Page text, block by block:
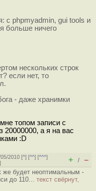
с phpmyadmin, gui tools и
больше ничего
нескольких строк
если нет, то
- даже хранимки
топом записи с
20000000, а я на вас
:D
2010 [^] [^^] [^^^]
] + / –
же будет неоптимальным -
до 110... текст свёрнут,